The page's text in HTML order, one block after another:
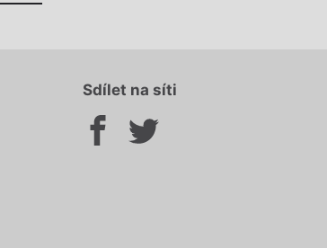
Sdílet na síti